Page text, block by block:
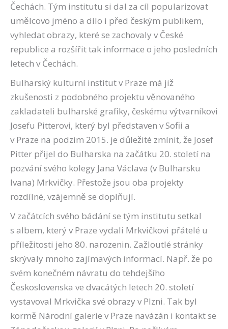
Čechách. Tým institutu si dal za cíl popularizovat
umělcovo jméno a dílo i před českým publikem,
vyhledat obrazy, které se zachovaly v České
republice a rozšířit tak informace o jeho posledních
letech v Čechách.
Bulharský kulturní institut v Praze má již
zkušenosti z podobného projektu věnovaného
zakladateli bulharské grafiky, českému výtvarníkovi
Josefu Pitterovi, který byl představen v Sofii a
v Praze na podzim 2015. je důležité zmínit, že Josef
Pitter přijel do Bulharska na začátku 20. století na
pozvání svého kolegy Jana Václava (v Bulharsku
Ivana) Mrkvičky. Přestože jsou oba projekty
rozdílné, vzájemně se doplňují.
V začátcích svého bádání se tým institutu setkal
s albem, který v Praze vydali Mrkvičkovi přátelé u
příležitosti jeho 80. narozenin. Zažloutlé stránky
skrývaly mnoho zajímavých informací. Např. že po
svém konečném návratu do tehdejšího
Československa ve dvacátých letech 20. století
vystavoval Mrkvička své obrazy v Plzni. Tak byl
kormě Národní galerie v Praze navázán i kontakt se